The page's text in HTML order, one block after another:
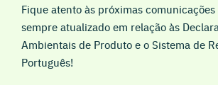
Fique atento às próximas
sempre atualizado em relação às
Ambientais de Produto e o Sistema de
Português!